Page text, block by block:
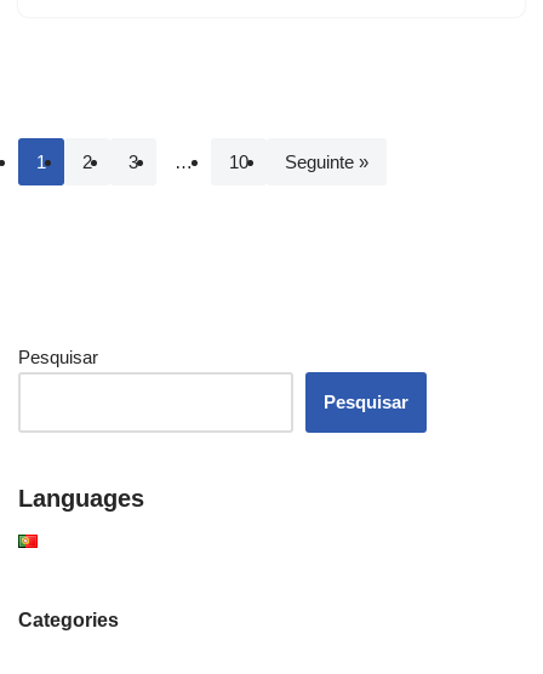
1 2 3 … 10 Seguinte »
Pesquisar
Pesquisar
Languages
Categories